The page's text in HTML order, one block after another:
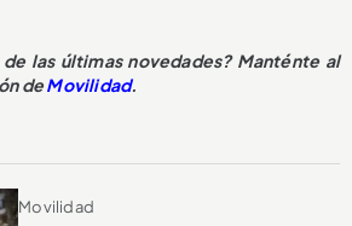
las últimas novedades? Manténte al
deMovilidad.
Movilidad